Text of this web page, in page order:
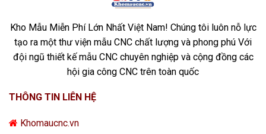
Kho Mẫu Miễn Phí Lớn Nhất Việt Nam! Chúng tôi luôn nỗ lực
tạo ra một thư viện mẫu CNC chất lượng và phong phú Với
đội ngũ thiết kế mẫu CNC chuyên nghiệp và cộng đồng các
hội gia công CNC trên toàn quốc
THÔNG TIN LIÊN HỆ
Khomaucnc.vn